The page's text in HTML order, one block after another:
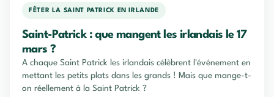
FÊTER LA SAINT PATRICK EN IRLANDE
Saint-Patrick : que mangent les irlandais le 17
mars ?
A chaque Saint Patrick les irlandais célèbrent l'événement en
mettant les petits plats dans les grands ! Mais que mange-t-
on réellement à la Saint Patrick ?